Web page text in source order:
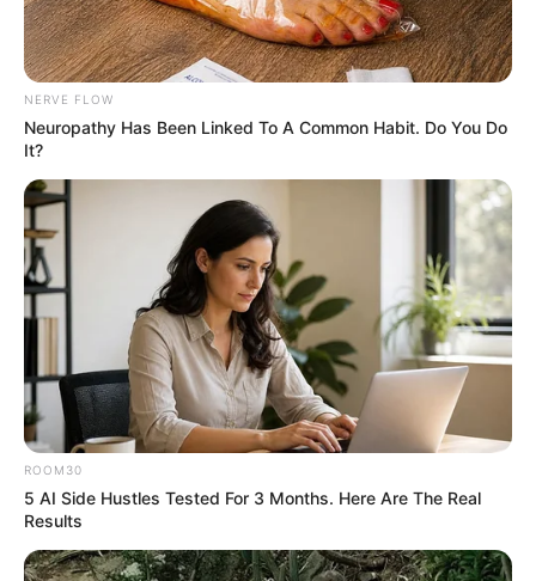
sapne mein
sapne mein function dekhna-2024 सपने
में शादी की तैयारी होते हुए देखना – क्या मतलब है
November 22, 2024 byadmin
NERVE FLOW
Neuropathy Has Been Linked To A Common Habit. Do You Do
It?
ROOM30
5 AI Side Hustles Tested For 3 Months. Here Are The Real
Results